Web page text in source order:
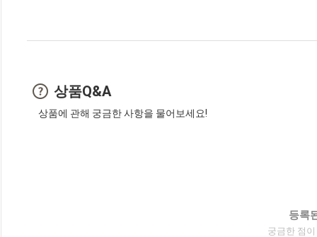
상품Q&A
상품에 관해 궁금한 사항을 물어보세요!
등록
궁금한 점